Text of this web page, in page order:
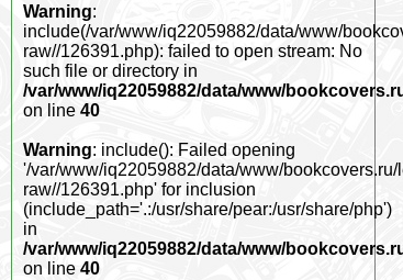
Warning:
include(/var/www/iq22059882/data/www/
raw//126391.php): failed to open stream: No
such file or directory in
/var/www/iq22059882/data/www/
on line 40
Warning: include(): Failed opening
'/var/www/iq22059882/data/www/bookcovers.ru/
raw//126391.php' for inclusion
(include_path='.:/usr/share/pear:/usr/share/php')
in
/var/www/iq22059882/data/www/
on line 40